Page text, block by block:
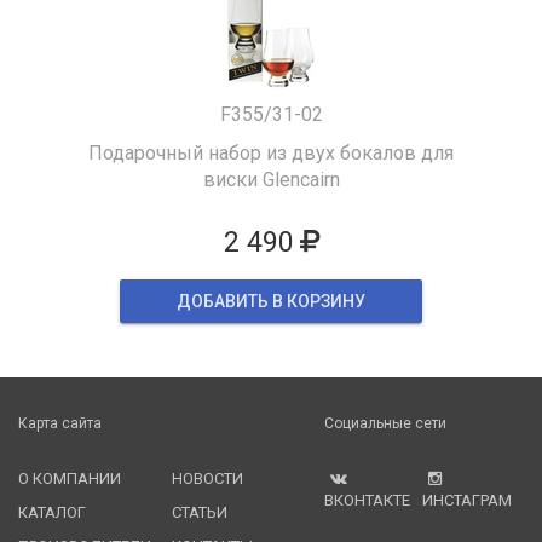
F355/31-02
Подарочный набор из двух бокалов для
виски Glencairn
2 490
ДОБАВИТЬ В КОРЗИНУ
Карта сайта
О КОМПАНИИ
КАТАЛОГ
НОВОСТИ
СТАТЬИ
Социальные сети
ВКОНТАКТЕ ИНСТАГРАМ